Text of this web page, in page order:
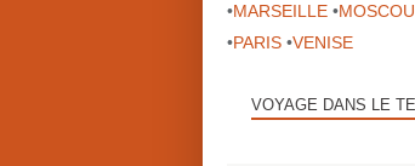
•MARSEILLE •MOSCOU
•PARIS •VENISE
VOYAGE DANS LE